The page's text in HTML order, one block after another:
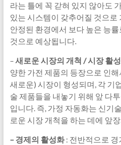
라는 틀에 꼭 갇혀 있지 않아도
있는 시스템이 갖추어질 것으로
안정된 환경에서 보다 높은 능
것으로 예상됩니다.
– 새로운 시장의 개척 / 시장 활
양한 가전 제품의 등장으로 인
새로운) 시장이 형성되며, 각 기
술 제품들을 내놓기 위해 앞 다
입니다. 즉, 가정 자동화는 신기
로운 시장 개척을 하는 데에 앞
– 경제의 활성화: 전반적으로 경